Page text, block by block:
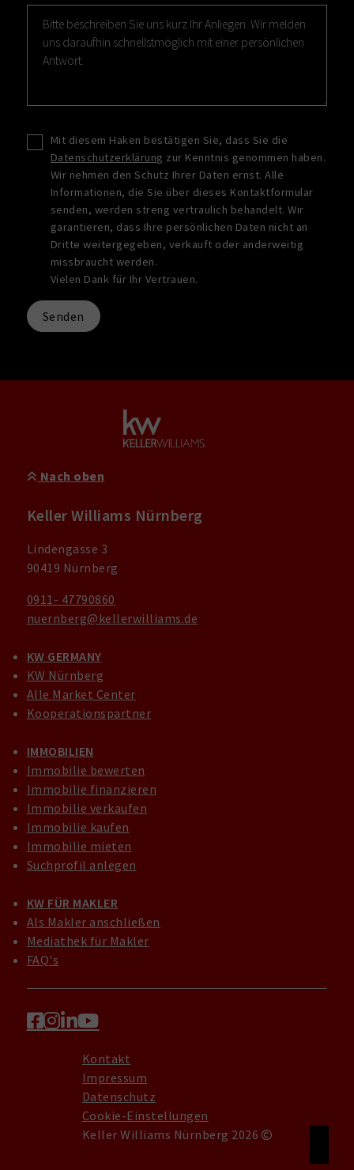
Mit diesem Haken bestätigen Sie, dass Sie die
Datenschutzerklärung zur Kenntnis genommen haben.
Wir nehmen den Schutz Ihrer Daten ernst. Alle
Informationen, die Sie über dieses Kontaktformular
senden, werden streng vertraulich behandelt. Wir
garantieren, dass Ihre persönlichen Daten nicht an
Dritte weitergegeben, verkauft oder anderweitig
missbraucht werden.
Vielen Dank für Ihr Vertrauen.
Senden
Nach oben
Keller Williams Nürnberg
Lindengasse 3
90419 Nürnberg
0911- 47790860
nuernberg@kellerwilliams.de
KW GERMANY
KW Nürnberg
Alle Market Center
Kooperationspartner
IMMOBILIEN
Immobilie bewerten
Immobilie finanzieren
Immobilie verkaufen
Immobilie kaufen
Immobilie mieten
Suchprofil anlegen
KW FÜR MAKLER
Als Makler anschließen
Mediathek für Makler
FAQ's
Kontakt
Impressum
Datenschutz
Cookie-Einstellungen
Keller Williams Nürnberg 2026